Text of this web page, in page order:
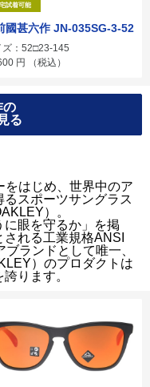
試着可能
國甚六作 JN-035SG-3-52
ズ：52□23-145
円 （税込）
の
る
をはじめ、世界中のア
スポーツサングラス
）。
に眼を守るか」を掲
れる工業規格ANSI
ランドとして唯一、
）のプロダクトは
ります。